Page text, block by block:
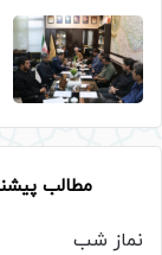
مطالب
نماز شب